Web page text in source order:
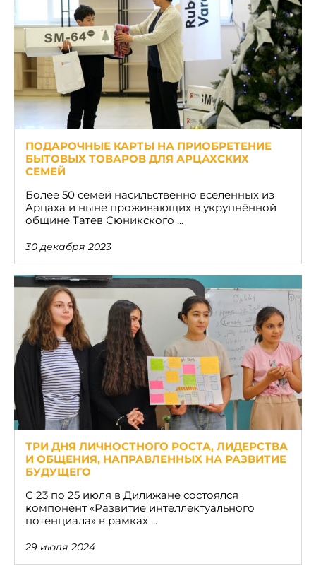
ПОДАРОЧНЫЕ КАРТЫ НА ПРИОБРЕТЕНИЕ
БЫТОВЫХ ТОВАРОВ ДЛЯ АРЦАХСКИХ
СЕМЕЙ
Более 50 семей насильственно вселенных из
Арцаха и ныне проживающих в укрупнённой
общине Татев Сюникского ...
30 декабря 2023
ТРИ ДНЯ ЛИЧНОСТНОГО РОСТА, ЛИДЕРСТВА
И ОБЩЕНИЯ, НАПРАВЛЕННЫХ НА РАЗВИТИЕ
БУДУЩЕГО
С 23 по 25 июля в Дилижане состоялся
компонент «Развитие интеллектуального
потенциала» в рамках ...
29 июля 2024